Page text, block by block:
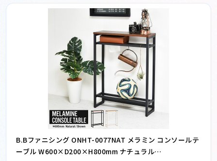
B.Bファニシング ONHT-0077NAT メラミン コンソールテ
ーブル W600×D200×H800mm ナチュラル